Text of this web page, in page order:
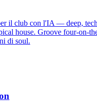
il club con l'IA — deep,
house. Groove four-on-
di soul.